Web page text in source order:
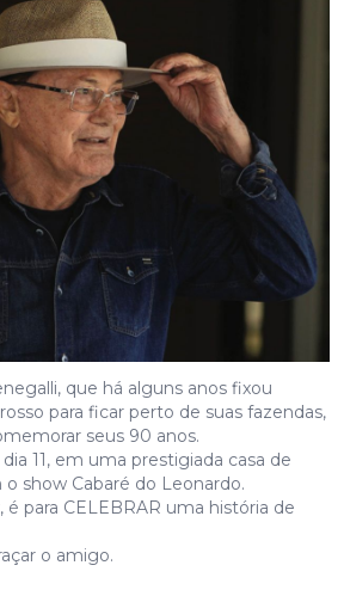
que há alguns anos fixou
para ficar perto de suas fazendas,
seus 90 anos.
11, em uma prestigiada casa de
show Cabaré do Leonardo.
é para CELEBRAR uma história de
o amigo.